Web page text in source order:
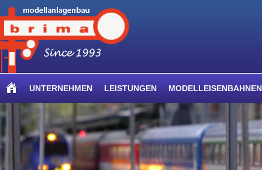
UNTERNEHMEN LEISTUNGEN MODELLEISENBAHNEN